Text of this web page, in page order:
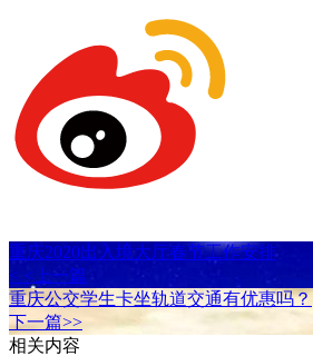
重庆2020出入境大厅春节工作安排
< <上一篇
重庆公交学生卡坐轨道交通有优惠吗？
下一篇>>
相关内容